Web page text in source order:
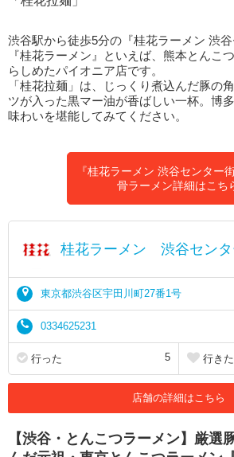
渋谷駅から徒歩5分の『桂花ラーメン 渋谷
『桂花ラーメン』といえば、熊本とんこ
らしめたパイオニア店です。
「桂花拉麺」は、じっくり煮込んだ豚の
ツが入った黒マー油が香ばしい一杯。博
味わいを堪能してみてください。
『桂花ラーメン 渋谷センター
骨ラーメン詳細はこち
桂花ラーメン 渋谷センタ
東京都渋谷区宇田川町27番1号
0334625231
行った 5 行き
店舗の詳細はこちら
【渋谷・とんこつラーメン】厳選